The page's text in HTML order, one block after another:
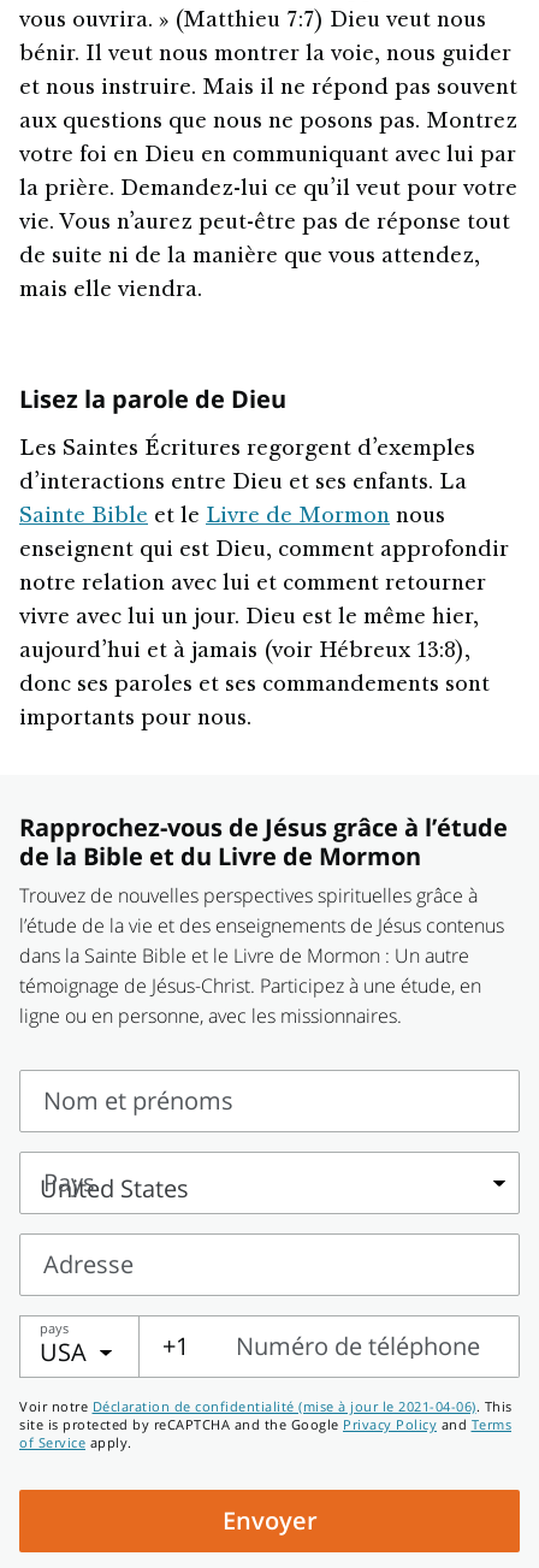
vous ouvrira. » (Matthieu 7:7) Dieu veut nous
bénir. Il veut nous montrer la voie, nous guider
et nous instruire. Mais il ne répond pas souvent
aux questions que nous ne posons pas. Montrez
votre foi en Dieu en communiquant avec lui par
la prière. Demandez-lui ce qu’il veut pour votre
vie. Vous n’aurez peut-être pas de réponse tout
de suite ni de la manière que vous attendez,
mais elle viendra.
Lisez la parole de Dieu
Les Saintes Écritures regorgent d’exemples
d’interactions entre Dieu et ses enfants. La
Sainte Bible et le Livre de Mormon nous
enseignent qui est Dieu, comment approfondir
notre relation avec lui et comment retourner
vivre avec lui un jour. Dieu est le même hier,
aujourd’hui et à jamais (voir Hébreux 13:8),
donc ses paroles et ses commandements sont
importants pour nous.
Rapprochez-vous de Jésus grâce à l’étude
de la Bible et du Livre de Mormon
Trouvez de nouvelles perspectives spirituelles grâce à
l’étude de la vie et des enseignements de Jésus contenus
dans la Sainte Bible et le Livre de Mormon : Un autre
témoignage de Jésus-Christ. Participez à une étude, en
ligne ou en personne, avec les missionnaires.
Nom et prénoms
Nom
prénoms
Pays
Pays
Adresse
Adresse
pays
USA +1
Numéro de téléphone
Numéro
de
téléphone
Voir notre Déclaration de confidentialité (mise à jour le 2021-04-06). This
site is protected by reCAPTCHA and the Google Privacy Policy and Terms
of Service apply.
Envoyer